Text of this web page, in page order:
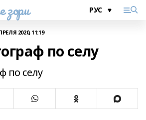
зори
2020, 11:19
по селу
по селу